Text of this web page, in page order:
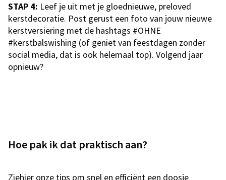
STAP 4: Leef je uit met je gloednieuwe, preloved
kerstdecoratie. Post gerust een foto van jouw nieuwe
kerstversiering met de hashtags #OHNE
#kerstbalswishing (of geniet van feestdagen zonder
social media, dat is ook helemaal top). Volgend jaar
opnieuw?
Hoe pak ik dat praktisch aan?
Ziehier onze tips om snel en efficiënt een doosje